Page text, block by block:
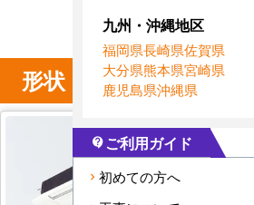
形状 からハウジング
九州・沖縄地区
福岡県長崎県佐賀県
大分県熊本県宮崎県
鹿児島県沖縄県
contact_support ご利用ガイド
初めての方へ